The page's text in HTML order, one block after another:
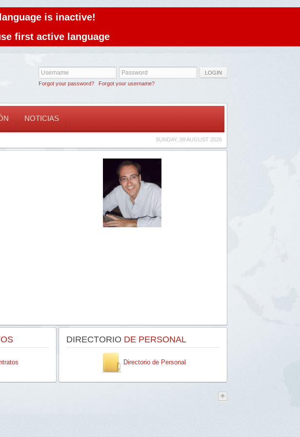
is inactive!
first active language
LOGIN
Forgot your password?
Forgot your username?
NOTICIAS
SUNDAY, 09 AUGUST 2026
DIRECTORIO DE PERSONAL
Directorio de Personal